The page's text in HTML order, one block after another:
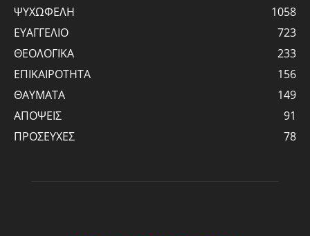
ΨΥΧΩΦΕΛΗ
1058
ΕΥΑΓΓΕΛΙΟ
723
ΘΕΟΛΟΓΙΚΑ
233
ΕΠΙΚΑΙΡΟΤΗΤΑ
156
ΘΑΥΜΑΤΑ
149
ΑΠΟΨΕΙΣ
91
ΠΡΟΣΕΥΧΕΣ
78